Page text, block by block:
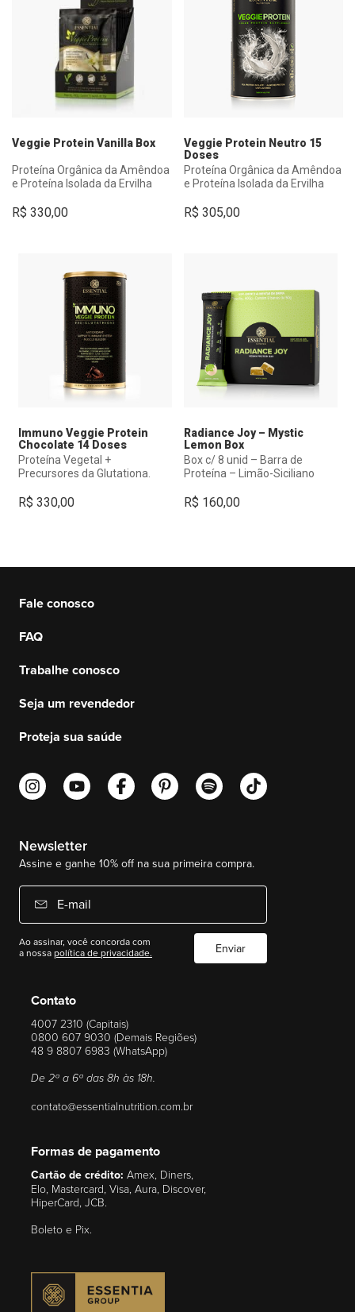
Veggie Protein Vanilla Box
Proteína Orgânica da Amêndoa
e Proteína Isolada da Ervilha
R$ 330,00
Veggie Protein Neutro 15
Doses
Proteína Orgânica da Amêndoa
e Proteína Isolada da Ervilha
R$ 305,00
Immuno Veggie Protein
Chocolate 14 Doses
Proteína Vegetal +
Precursores da Glutationa.
R$ 330,00
Radiance Joy – Mystic
Lemon Box
Box c/ 8 unid – Barra de
Proteína – Limão-Siciliano
R$ 160,00
Contato
4007 2310 (Capitais)
0800 607 9030 (Demais Regiões)
48 9 8807 6983 (WhatsApp)
De 2ª a 6ª das 8h às 18h.
contato@essentialnutrition.com.br
Formas de pagamento
Cartão de crédito: Amex, Diners,
Elo, Mastercard, Visa, Aura, Discover,
HiperCard, JCB.
Boleto e Pix.
Fale conosco
FAQ
Trabalhe conosco
Seja um revendedor
Proteja sua saúde
Newsletter
Assine e ganhe 10% off na sua primeira compra.
E-mail
Ao assinar, você concorda com
a nossapolítica de privacidade. Enviar